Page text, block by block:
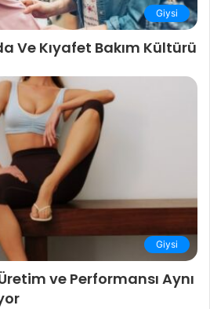
Giysi
Ve Kıyafet Bakım Kültürü
Giysi
ve Performansı Aynı